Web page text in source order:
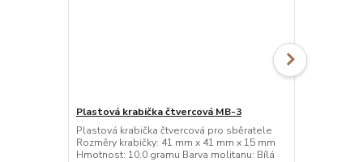
Plastová krabička čtvercová MB-3
Plastová krabička čtvercová pro sběratele
Rozměry krabičky: 41 mm x 41 mm x 15 mm
Hmotnost: 10.0 gramu Barva molitanu: Bílá